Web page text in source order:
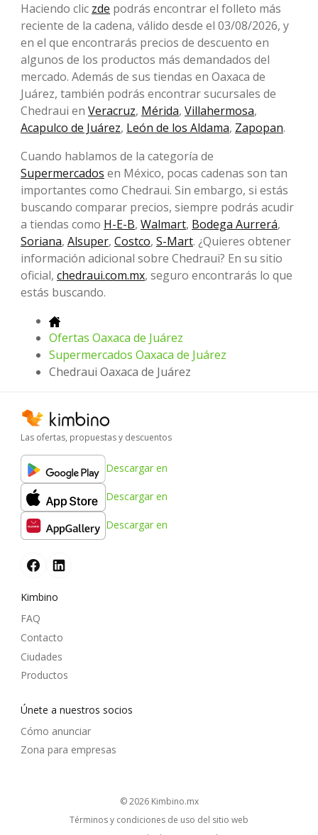
Haciendo clic zde podrás encontrar el folleto más
reciente de la cadena, válido desde el 03/08/2026, y
en el que encontrarás precios de descuento en
algunos de los productos más demandados del
mercado. Además de sus tiendas en Oaxaca de
Juárez, también podrás encontrar sucursales de
Chedraui en Veracruz, Mérida, Villahermosa,
Acapulco de Juárez, León de los Aldama, Zapopan.
Cuando hablamos de la categoría de
Supermercados en México, pocas cadenas son tan
importantes como Chedraui. Sin embargo, si estás
buscando comparar precios, siempre podrás acudir
a tiendas como H-E-B, Walmart, Bodega Aurrerá,
Soriana, Alsuper, Costco, S-Mart. ¿Quieres obtener
información adicional sobre Chedraui? En su sitio
oficial, chedraui.com.mx, seguro encontrarás lo que
estás buscando.
Ofertas Oaxaca de Juárez
Supermercados Oaxaca de Juárez
Chedraui Oaxaca de Juárez
Las ofertas, propuestas y descuentos
Descargar en
Descargar en
Descargar en
Kimbino
FAQ
Contacto
Ciudades
Productos
Únete a nuestros socios
Cómo anunciar
Zona para empresas
© 2026 kimbino.mx
Términos y condiciones de uso del sitio web